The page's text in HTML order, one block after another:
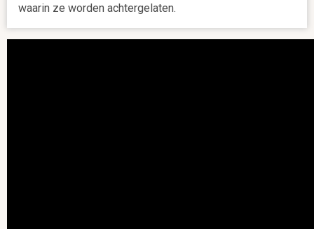
waarin ze worden achtergelaten.